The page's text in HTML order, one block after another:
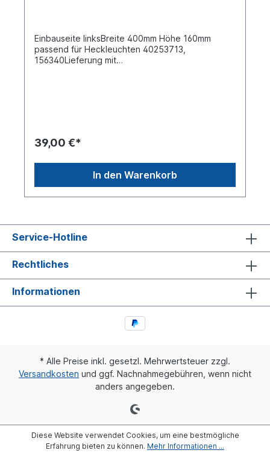
Einbauseite linksBreite 400mm Höhe 160mm
passend für Heckleuchten 40253713,
156340Lieferung mit
39,00 €*
In den Warenkorb
Service-Hotline
Rechtliches
Informationen
* Alle Preise inkl. gesetzl. Mehrwertsteuer zzgl.
Versandkosten und ggf. Nachnahmegebühren, wenn nicht
anders angegeben.
Diese Website verwendet Cookies, um eine bestmögliche
Erfahrung bieten zu können. Mehr Informationen ...